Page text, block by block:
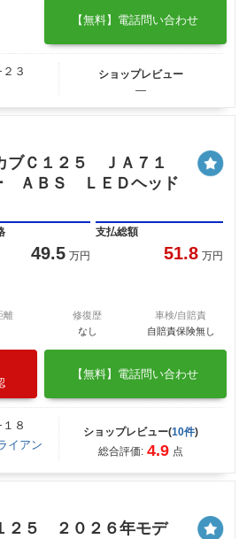
【無料】電話問い合わせ
３
ショップレビュー
―
ブＣ１２５ ＪＡ７１
ＡＢＳ ＬＥＤヘッド
49.5 万円
支払総額
51.8 万円
離
修復歴
なし
車検/自賠責
自賠責保険無し
【無料】電話問い合わせ
８
イアン
ショップレビュー(10件)
総合評価: 4.9 点
２５ ２０２６年モデ